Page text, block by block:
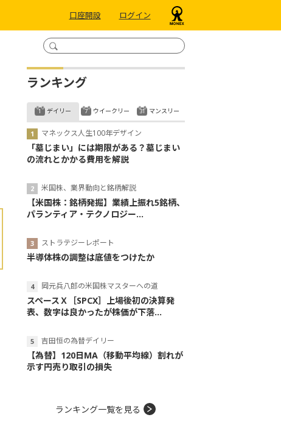
口座開設 ログイン
ランキング
デイリー
マネックス人生100年デザイン
「墓じまい」には期限がある？墓じまい
の流れとかかる費用を解説
米国株、業界動向と銘柄解説
【米国株：銘柄発掘】業績上振れ5銘柄、
パランティア・テクノロジー...
ストラテジーレポート
半導体株の調整は底値をつけたか
岡元兵八郎の米国株マスターへの道
スペースＸ［SPCX］上場後初の決算発
表、数字は良かったが株価が下落...
吉田恒の為替デイリー
【為替】120日MA（移動平均線）割れが
示す円売り取引の損失
ウイークリー マンスリー
ランキング一覧を見る